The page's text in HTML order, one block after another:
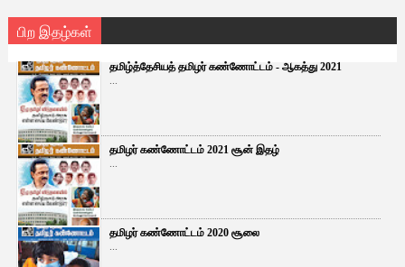
பிற இதழ்கள்
தமிழ்த்தேசியத் தமிழர் கண்ணோட்டம் - ஆகத்து 2021
...
தமிழர் கண்ணோட்டம் 2021 சூன் இதழ்
...
தமிழர் கண்ணோட்டம் 2020 சூலை
...